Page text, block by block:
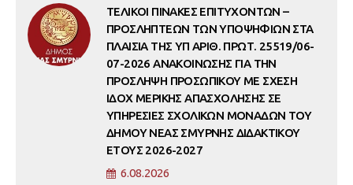
ΤΕΛΙΚΟΙ ΠΙΝΑΚΕΣ ΕΠΙΤΥΧΟΝΤΩΝ –
ΠΡΟΣΛΗΠΤΕΩΝ ΤΩΝ ΥΠΟΨΗΦΙΩΝ ΣΤΑ
ΠΛΑΙΣΙΑ ΤΗΣ ΥΠ ΑΡΙΘ. ΠΡΩΤ. 25519/06-
07-2026 ΑΝΑΚΟΙΝΩΣΗΣ ΓΙΑ ΤΗΝ
ΠΡΟΣΛΗΨΗ ΠΡΟΣΩΠΙΚΟΥ ΜΕ ΣΧΕΣΗ
ΙΔΟΧ ΜΕΡΙΚΗΣ ΑΠΑΣΧΟΛΗΣΗΣ ΣΕ
ΥΠΗΡΕΣΙΕΣ ΣΧΟΛΙΚΩΝ ΜΟΝΑΔΩΝ ΤΟΥ
ΔΗΜΟΥ ΝΕΑΣ ΣΜΥΡΝΗΣ ΔΙΔΑΚΤΙΚΟΥ
ΕΤΟΥΣ 2026-2027
6.08.2026